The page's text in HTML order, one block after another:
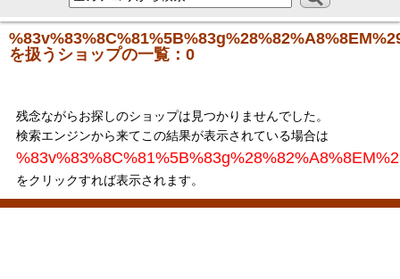
を扱うショップの一覧：0
残念ながらお探しのショップは見つかりませんでした。
検索エンジンから来てこの結果が表示されている場合は
をクリックすれば表示されます。